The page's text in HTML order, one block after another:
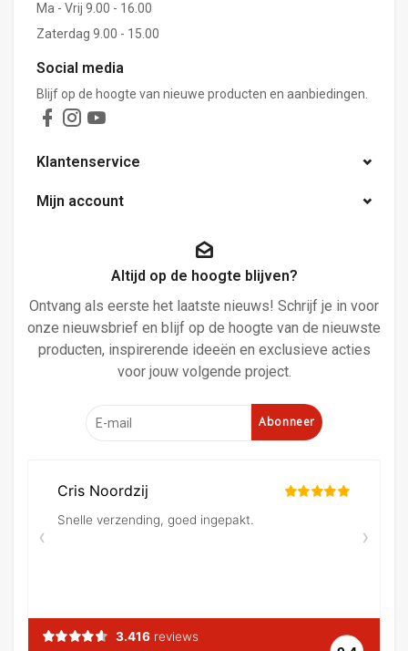
Ma - Vrij 9.00 - 16.00
Zaterdag 9.00 - 15.00
Social media
Blijf op de hoogte van nieuwe producten en aanbiedingen.
Klantenservice
Mijn account
Altijd op de hoogte blijven?
Ontvang als eerste het laatste nieuws! Schrijf je in voor
onze nieuwsbrief en blijf op de hoogte van de nieuwste
producten, inspirerende ideeën en exclusieve acties
voor jouw volgende project.
Abonneer